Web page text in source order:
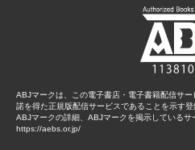
ABJマークは、この電子書店・電子書籍配信サ
諾を得た正規版配信サービスであることを示す
ABJマークの詳細、ABJマークを掲示しているサ
https://aebs.or.jp/